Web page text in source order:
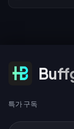
특가 구독
특가 구독